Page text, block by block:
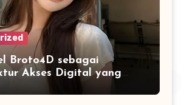
Broto4D sebagai
Akses Digital yang
dan Cepat